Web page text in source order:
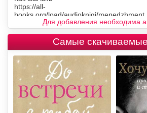
Для добавления необходима
Самые скачиваемые